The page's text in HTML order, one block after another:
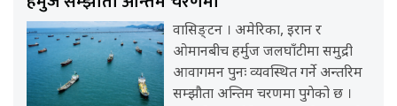
वासिङ्टन । अमेरिका, इरान र
ओमानबीच हर्मुज जलघाँटीमा समुद्री
आवागमन पुनः व्यवस्थित गर्ने अन्तरिम
सम्झौता अन्तिम चरणमा पुगेको छ ।